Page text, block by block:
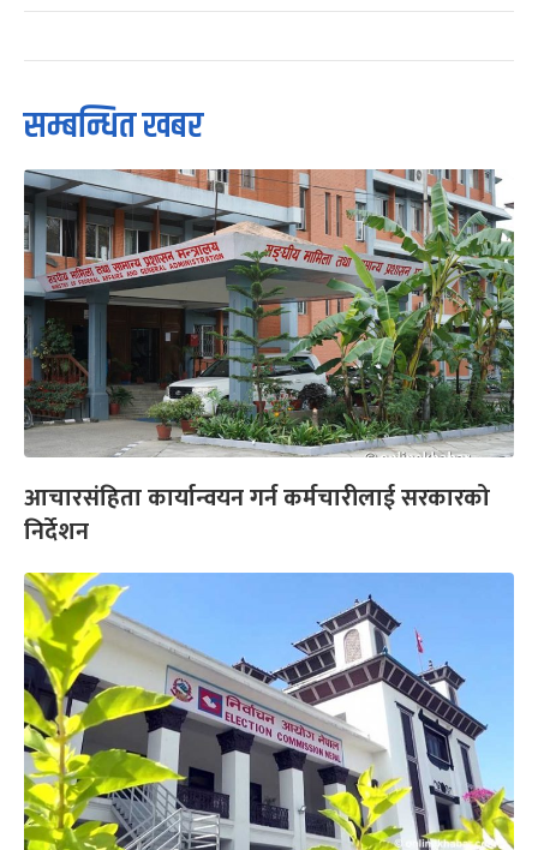
सम्बन्धित खबर
आचारसंहिता कार्यान्वयन गर्न कर्मचारीलाई सरकारको
निर्देशन